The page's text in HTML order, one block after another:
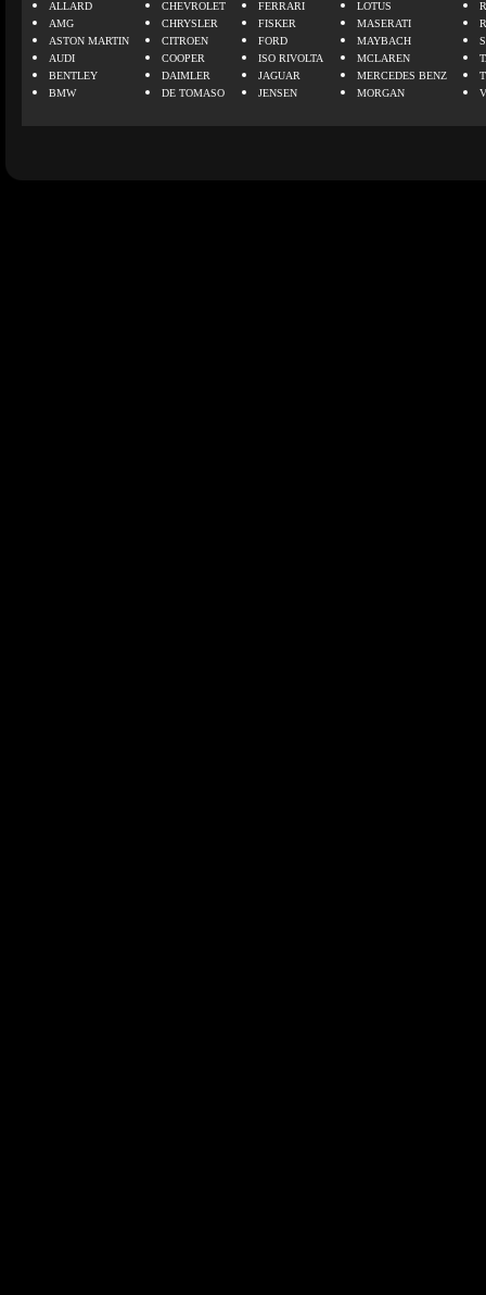
ALLARD
AMG
ASTON MARTIN
AUDI
BENTLEY
BMW
CHEVROLET
CHRYSLER
CITROEN
COOPER
DAIMLER
DE TOMASO
FERRARI
FISKER
FORD
ISO RIVOLTA
JAGUAR
JENSEN
LOTUS
MASERATI
MAYBACH
MCLAREN
MERCEDES BENZ
MORGAN